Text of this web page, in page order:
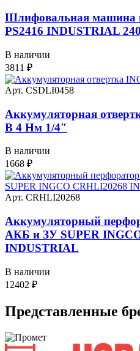
Шлифовальная машина
PS2416 INDUSTRIAL
В наличии
3811 ₽
Арт. CSDLI0458
Аккумуляторная
В 4 Нм 1/4″
В наличии
1668 ₽
Арт. CRHLI20268
Аккумуляторный
АКБ и ЗУ SUPER
INDUSTRIAL
В наличии
12402 ₽
Представленные